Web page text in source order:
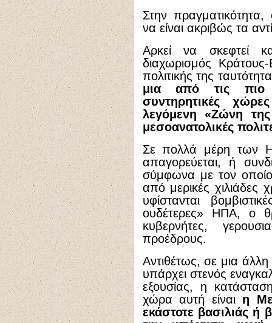
Στην
να είναι ακριβώς τα
Αρκεί να σκεφτεί
διαχωρισμός
πολιτικής της
μια από τις πιο
συντηρητικές
λεγόμενη «Ζώνη της
μεσοανατολικές
Σε πολλά μέρη των
απαγορεύεται, ή
σύμφωνα με τον
από μερικές χιλιάδες
υφίστανται
ουδέτερες» ΗΠΑ, ο
κυβερνήτες,
προέδρους.
Αντιθέτως, σε μια
υπάρχει στενός
εξουσίας, η
χώρα αυτή είναι η
εκάστοτε βασιλιάς ή